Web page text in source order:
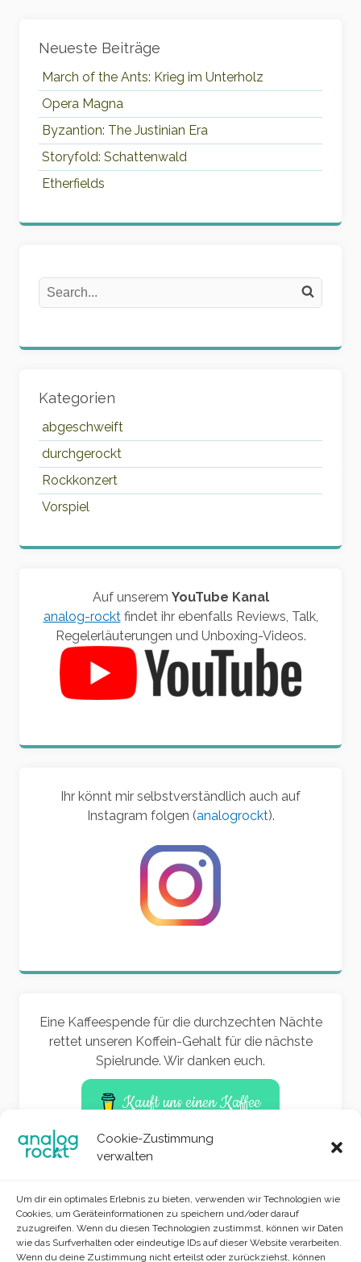
Cookie-Zustimmung
verwalten
Um dir ein optimales Erlebnis zu bieten, verwenden wir Technologien wie
Cookies, um Geräteinformationen zu speichern und/oder darauf
zuzugreifen. Wenn du diesen Technologien zustimmst, können wir Daten
wie das Surfverhalten oder eindeutige IDs auf dieser Website verarbeiten.
Wenn du deine Zustimmung nicht erteilst oder zurückziehst, können
Neueste Beiträge
March of the Ants: Krieg im Unterholz
Opera Magna
Byzantion: The Justinian Era
Storyfold: Schattenwald
Etherfields
Search on the website
Search
Kategorien
abgeschweift
durchgerockt
Rockkonzert
Vorspiel
Auf unserem YouTube Kanal
analog-rocktfindet ihr ebenfalls Reviews, Talk,
Regelerläuterungen und Unboxing-Videos.
Ihr könnt mir selbstverständlich auch auf
Instagram folgen (analogrockt).
Eine Kaffeespende für die durchzechten Nächte
rettet unseren Koffein-Gehalt für die nächste
Spielrunde. Wir danken euch.
Kauft uns einen Kaffee